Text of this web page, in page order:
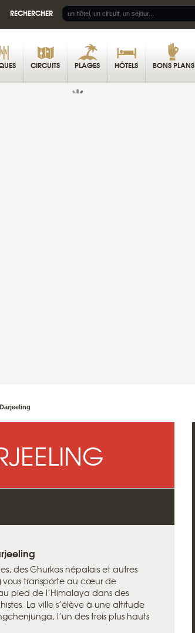
RECHERCHER
CIRCUITS PLAGES HÔTELS BONS PLANS
des Ghurkas népalais et autres
vous transporte au cœur de
pied de l’Himalaya dans des
La ville s’élève à une altitude
l’un des trois plus hauts